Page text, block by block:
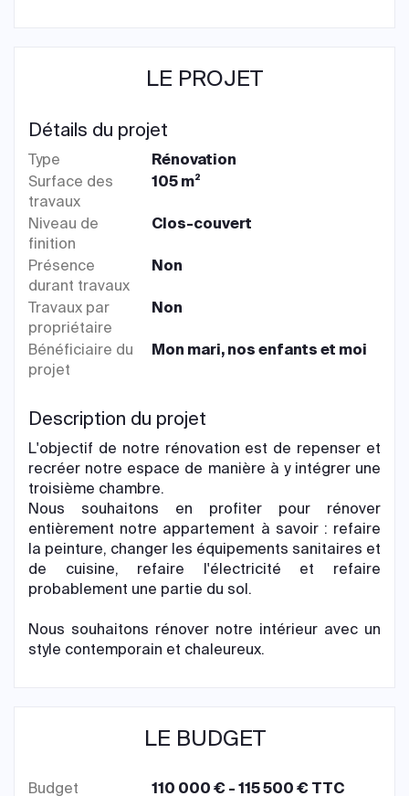
LE PROJET
Détails du projet
Type
Rénovation
Surface des
travaux
105 m²
Niveau de
finition
Clos-couvert
Présence
durant travaux
Non
Travaux par
propriétaire
Non
Bénéficiaire du
projet
Mon mari, nos enfants et moi
Description du projet
L'objectif de notre rénovation est de repenser et
recréer notre espace de manière à y intégrer une
troisième chambre.
Nous souhaitons en profiter pour rénover
entièrement notre appartement à savoir : refaire
la peinture, changer les équipements sanitaires et
de cuisine, refaire l'électricité et refaire
probablement une partie du sol.
Nous souhaitons rénover notre intérieur avec un
style contemporain et chaleureux.
LE BUDGET
Budget 110 000 € - 115 500 € TTC